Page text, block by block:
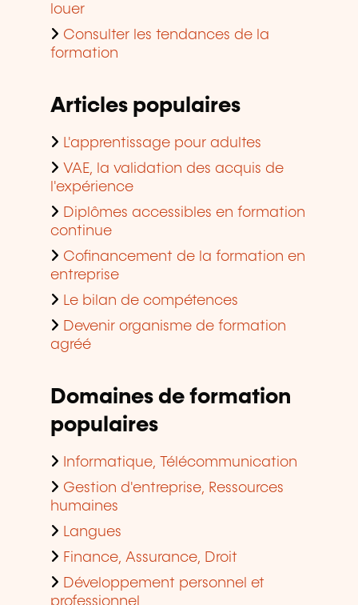
louer
Consulter les tendances de la
formation
Articles populaires
L'apprentissage pour adultes
VAE, la validation des acquis de
l'expérience
Diplômes accessibles en formation
continue
Cofinancement de la formation en
entreprise
Le bilan de compétences
Devenir organisme de formation
agréé
Domaines de formation
populaires
Informatique, Télécommunication
Gestion d'entreprise, Ressources
humaines
Langues
Finance, Assurance, Droit
Développement personnel et
professionnel